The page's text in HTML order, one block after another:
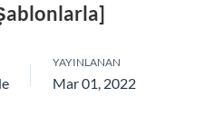
YAYINLANAN
Mar 01, 2022